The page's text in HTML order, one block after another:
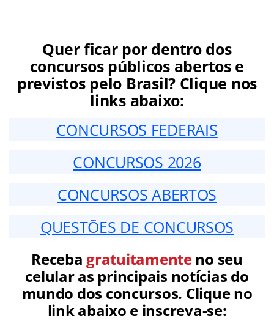
Quer ficar por dentro dos
concursos públicos abertos e
previstos pelo Brasil? Clique nos
links abaixo:
CONCURSOS FEDERAIS
CONCURSOS 2026
CONCURSOS ABERTOS
QUESTÕES DE CONCURSOS
Receba gratuitamenteno seu
celular as principais notícias do
mundo dos concursos. Clique no
link abaixo e inscreva-se: